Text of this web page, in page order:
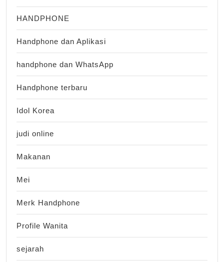
HANDPHONE
Handphone dan Aplikasi
handphone dan WhatsApp
Handphone terbaru
Idol Korea
judi online
Makanan
Mei
Merk Handphone
Profile Wanita
sejarah